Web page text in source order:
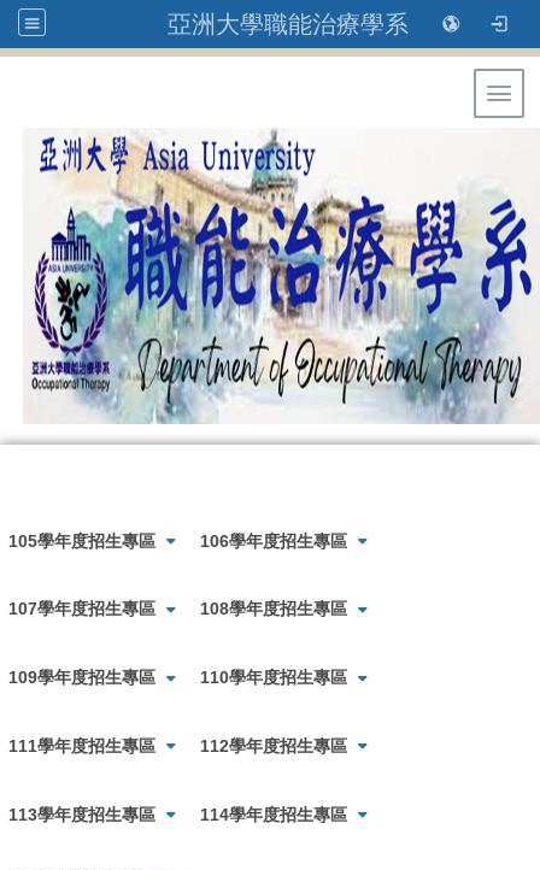
亞洲大學職能治療學系
105學年度招生專區 106學年度招生專區
107學年度招生專區 108學年度招生專區
109學年度招生專區 110學年度招生專區
111學年度招生專區 112學年度招生專區
113學年度招生專區 114學年度招生專區